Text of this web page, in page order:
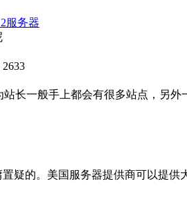
服务器
长一般手上都会有很多站点，另
疑的。美国服务器提供商可以提